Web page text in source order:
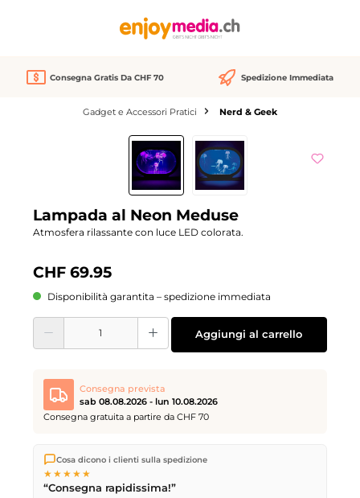
Consegna Gratis Da CHF 70 Spedizione Immediata
Gadget e Accessori Pratici Nerd & Geek
Salta la galleria di immagini
Lampada al Neon Meduse
Atmosfera rilassante con luce LED colorata.
CHF 69.95
Disponibilità garantita – spedizione immediata
Quantità del prodotto: inserisci la quantità desiderata o usa i pulsanti per
Aggiungi al carrello
Consegna prevista
sab 08.08.2026 - lun 10.08.2026
Consegna gratuita a partire da CHF 70
Spediamo direttamente dal nostro magazzino a Kriens, in
Svizzera.Consegna gratuitaa partire da
effettuati entro le
giorno lavorativo successivo
Cosa dicono i clienti sulla spedizione
★★★★★
“Consegna rapidissima!”